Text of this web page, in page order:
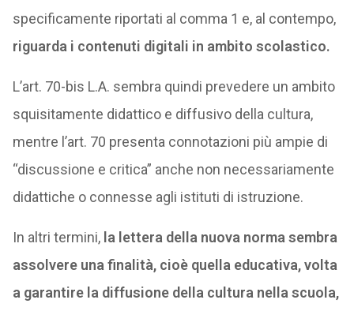
specificamente riportati al comma 1 e, al contempo,
riguarda i contenuti digitali in ambito scolastico.
L’art. 70-bis L.A. sembra quindi prevedere un ambito
squisitamente didattico e diffusivo della cultura,
mentre l’art. 70 presenta connotazioni più ampie di
“discussione e critica” anche non necessariamente
didattiche o connesse agli istituti di istruzione.
In altri termini, la lettera della nuova norma sembra
assolvere una finalità, cioè quella educativa, volta
a garantire la diffusione della cultura nella scuola,